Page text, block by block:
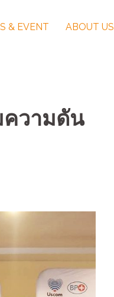
& EVENT ABOUT US
ความดัน